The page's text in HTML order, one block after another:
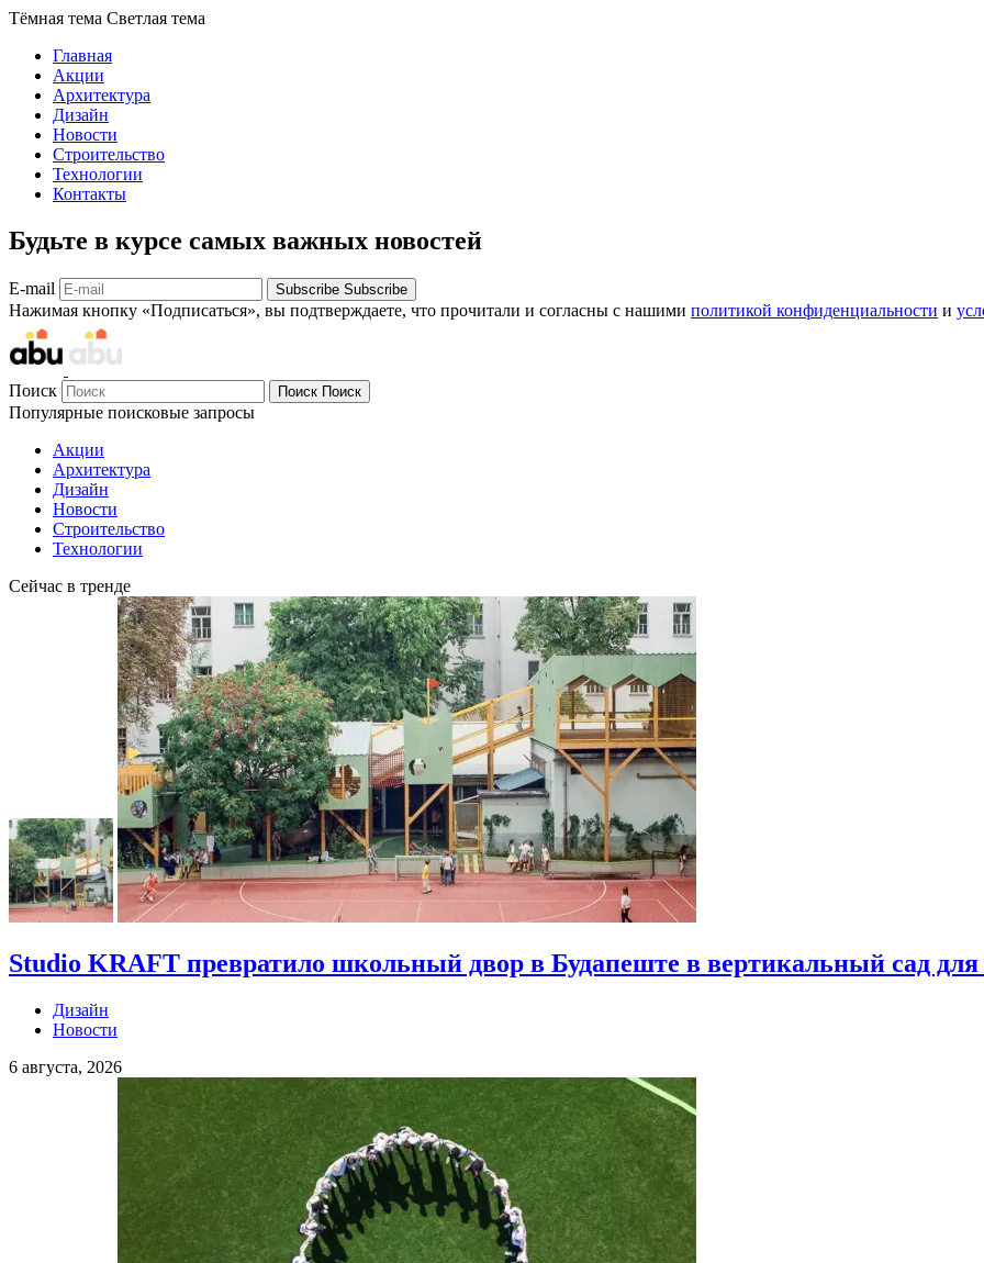
Тёмная тема Светлая тема
Главная
Акции
Архитектура
Дизайн
Новости
Строительство
Технологии
Контакты
Будьте в курсе самых важных новостей
E-mail Subscribe Subscribe
Нажимая кнопку «Подписаться», вы подтверждаете, что прочитали и согласны с нашими политикой конфиденциальности и
Поиск Поиск Поиск
Популярные поисковые запросы
Акции
Архитектура
Дизайн
Новости
Строительство
Технологии
Сейчас в тренде
Studio KRAFT превратило школьный двор в Будапеште в вертикальный сад для
Дизайн
Новости
6 августа, 2026